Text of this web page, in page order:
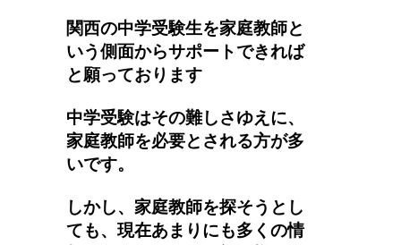
関西の中学受験生を家庭教師と
いう側面からサポートできれば
と願っております
中学受験はその難しさゆえに、
家庭教師を必要とされる方が多
いです。
しかし、家庭教師を探そうとし
ても、現在あまりにも多くの情